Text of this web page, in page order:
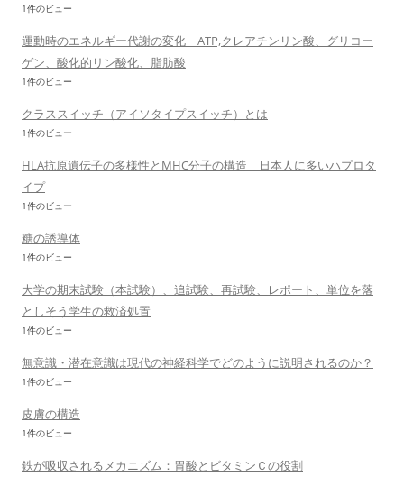
1件のビュー
運動時のエネルギー代謝の変化 ATP,クレアチンリン酸、グリコー
ゲン、酸化的リン酸化、脂肪酸
1件のビュー
クラススイッチ（アイソタイプスイッチ）とは
1件のビュー
HLA抗原遺伝子の多様性とMHC分子の構造 日本人に多いハプロタ
イプ
1件のビュー
糖の誘導体
1件のビュー
大学の期末試験（本試験）、追試験、再試験、レポート、単位を落
としそう学生の救済処置
1件のビュー
無意識・潜在意識は現代の神経科学でどのように説明されるのか？
1件のビュー
皮膚の構造
1件のビュー
鉄が吸収されるメカニズム：胃酸とビタミンＣの役割